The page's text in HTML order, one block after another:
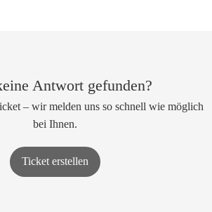
Antwort gefunden?
– wir melden uns so schnell wie möglich
bei Ihnen.
Ticket erstellen